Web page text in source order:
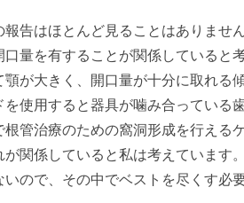
告はほとんど見ることはありません
量を有することが関係していると
が大きく、開口量が十分に取れる
使用すると器具が噛み合っている
管治療のための窩洞形成を行える
関係していると私は考えています。
ので、その中でベストを尽くす必